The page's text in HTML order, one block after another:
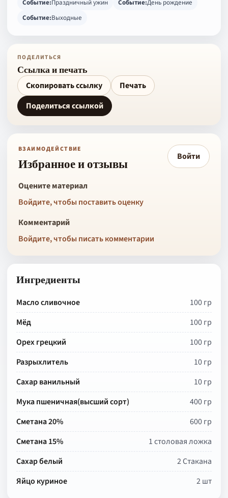
Событие:Праздничный ужин Событие:День рождение
Событие:Выходные
ПОДЕЛИТЬСЯ
Ссылка и печать
Скопировать ссылку
Печать
Поделиться ссылкой
ВЗАИМОДЕЙСТВИЕ
Избранное и отзывы Войти
Оцените материал
Войдите, чтобы поставить оценку
Комментарий
Войдите, чтобы писать комментарии
Ингредиенты
Масло сливочное
100 гр
Мёд
100 гр
Орех грецкий
100 гр
Разрыхлитель
10 гр
Сахар ванильный
10 гр
Мука пшеничная(высший сорт)
400 гр
Сметана 20%
600 гр
Сметана 15%
1 столовая ложка
Сахар белый
2 Стакана
Яйцо куриное
2 шт